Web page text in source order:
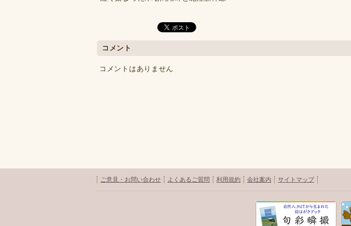
コメント
コメントはありません
ご意見・お問い合わせ よくあるご質問 利用規約 会社案内 サイトマップ